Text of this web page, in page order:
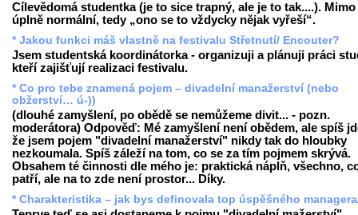
Cílevědomá studentka (je to sice trapný, ale je to tak....).
úplně normální, tedy „ono se to vždycky nějak vyřeší“.
* Jakou funkci máš vlastně na festivalu Střetnutí/ Encouter?
Jsem studentská koordinátorka - organizuji a plánuji práci
kteří zajišťují realizaci festivalu.
* Co pro tebe znamená pojem – divadelní manažerství (nebo
obžerství… ú-))
(dlouhé zamyšlení, po obědě se nemůžeme divit... - pozn.
moderátora) Odpověď: Mé zamyšlení není obědem, ale spíš
že jsem pojem "divadelní manažerství" nikdy tak do hloubky
nezkoumala. Spíš záleží na tom, co se za tím pojmem skrývá.
Obsahem té činnosti dle mého je: praktická náplň, všechno,
patří, ale na to zde není prostor... Díky.
* Charakteristika – jak bys definovala top úspěšného